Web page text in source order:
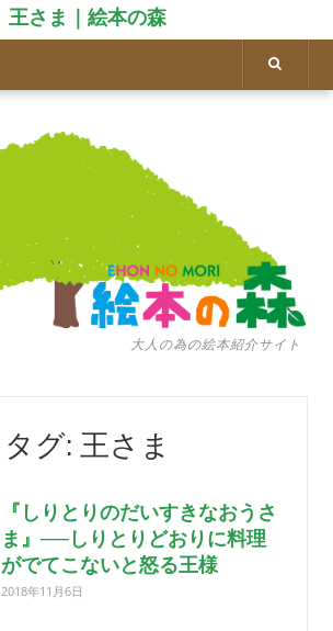
王さま｜絵本の森
大人の為の絵本紹介サイト
タグ: 王さま
『しりとりのだいすきなおうさ
ま』──しりとりどおりに料理
がでてこないと怒る王様
2018年11月6日